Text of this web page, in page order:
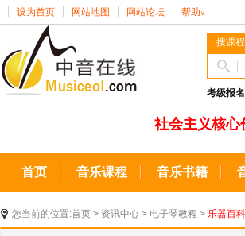
设为首页 网站地图 网站论坛 帮助 ∨
搜课程
考级报名
社会主义核
首页 音乐课程 音乐书籍
您当前的位置:首页 > 资讯中心 > 电子琴教程 > 乐器百